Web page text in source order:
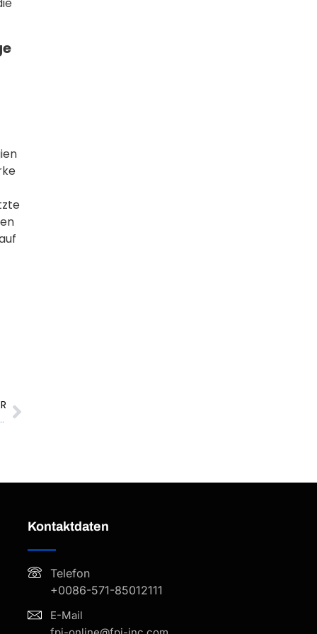
Solarindustrie, globale Nachhaltigkeitsmaßstäbe zu setzen
Kontaktdaten
Telefon
+0086-571-85012111
E-Mail